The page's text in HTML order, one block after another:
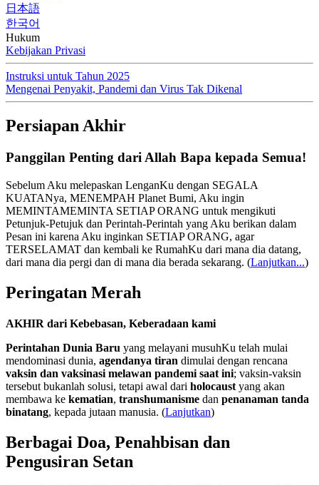
日本語
한국어
Hukum
Kebijakan Privasi
Instruksi untuk Tahun 2025
Mengenai Penyakit, Pandemi dan Virus Tak Dikenal
Persiapan Akhir
Panggilan Penting dari Allah Bapa kepada Semua!
Sebelum Aku melepaskan LenganKu dengan SEGALA
KUATANya, MENEMPAH Planet Bumi, Aku ingin
MEMINTAMEMINTA SETIAP ORANG untuk mengikuti
Petunjuk-Petujuk dan Perintah-Perintah yang Aku berikan dalam
Pesan ini karena Aku inginkan SETIAP ORANG, agar
TERSELAMAT dan kembali ke RumahKu dari mana dia datang,
dari mana dia pergi dan di mana dia berada sekarang. (Lanjutkan...)
Peringatan Merah
AKHIR dari Kebebasan, Keberadaan kami
Perintahan Dunia Baru yang melayani musuhKu telah mulai
mendominasi dunia, agendanya tiran dimulai dengan rencana
vaksin dan vaksinasi melawan pandemi saat ini; vaksin-vaksin
tersebut bukanlah solusi, tetapi awal dari holocaust yang akan
membawa ke kematian, transhumanisme dan penanaman tanda
binatang, kepada jutaan manusia. (Lanjutkan)
Berbagai Doa, Penahbisan dan
Pengusiran Setan